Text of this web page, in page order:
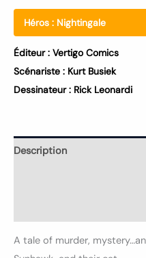
Héros : Nightingale
Éditeur : Vertigo Comics
Scénariste : Kurt Busiek
Dessinateur : Rick Leonardi
Description
A tale of murder,